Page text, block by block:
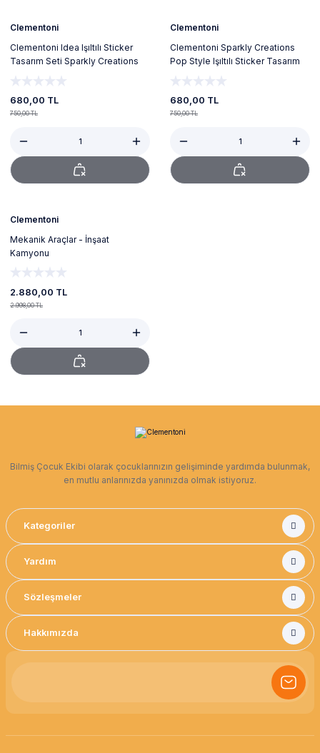
Clementoni
Clementoni Idea Işıltılı Sticker
Tasarım Seti Sparkly Creations
Pop Style Sanat Seti Aktivite Seti
680,00 TL
750,00 TL
Clementoni
Clementoni Sparkly Creations
Pop Style Işıltılı Sticker Tasarım
Seti
680,00 TL
750,00 TL
Clementoni
Mekanik Araçlar - İnşaat
Kamyonu
2.880,00 TL
2.998,00 TL
Bilmiş Çocuk Ekibi olarak çocuklarınızın gelişiminde yardımda bulunmak,
en mutlu anlarınızda yanınızda olmak istiyoruz.
Kategoriler
Yardım
Sözleşmeler
Hakkımızda